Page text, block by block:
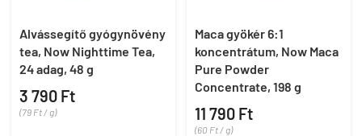
Alvássegítő gyógynövény
tea, Now Nighttime Tea,
24 adag, 48 g
3 790 Ft
(79 Ft / g)
Maca gyökér 6:1
koncentrátum, Now Maca
Pure Powder
Concentrate, 198 g
11 790 Ft
(60 Ft / g)